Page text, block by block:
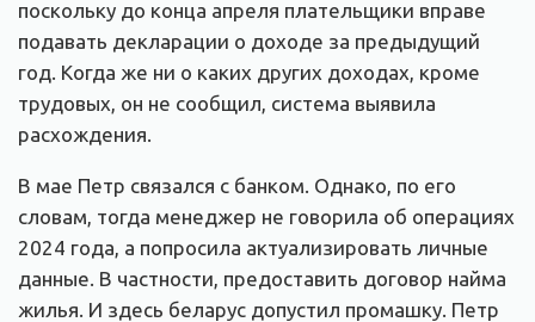
поскольку до конца апреля плательщики вправе
подавать декларации о доходе за предыдущий
год. Когда же ни о каких других доходах, кроме
трудовых, он не сообщил, система выявила
расхождения.
В мае Петр связался с банком. Однако, по его
словам, тогда менеджер не говорила об операциях
2024 года, а попросила актуализировать личные
данные. В частности, предоставить договор найма
жилья. И здесь беларус допустил промашку. Петр